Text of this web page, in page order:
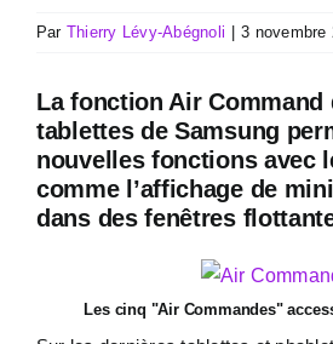
Par Thierry Lévy-Abégnoli 3 novembre
La fonction Air Command
tablettes de Samsung
nouvelles fonctions avec
comme l’affichage de
dans des fenêtres
Les cinq "Air Commandes"